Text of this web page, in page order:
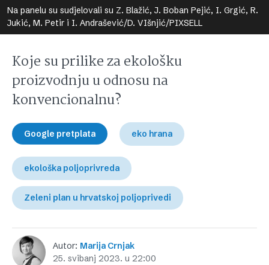
Na panelu su sudjelovali su Z. Blažić, J. Boban Pejić, I. Grgić, R.
Jukić, M. Petir i I. Andrašević/D. VIšnjić/PIXSELL
Koje su prilike za ekološku
proizvodnju u odnosu na
konvencionalnu?
Google pretplata eko hrana
ekološka poljoprivreda
Zeleni plan u hrvatskoj poljoprivedi
Autor: Marija Crnjak
25. svibanj 2023. u 22:00